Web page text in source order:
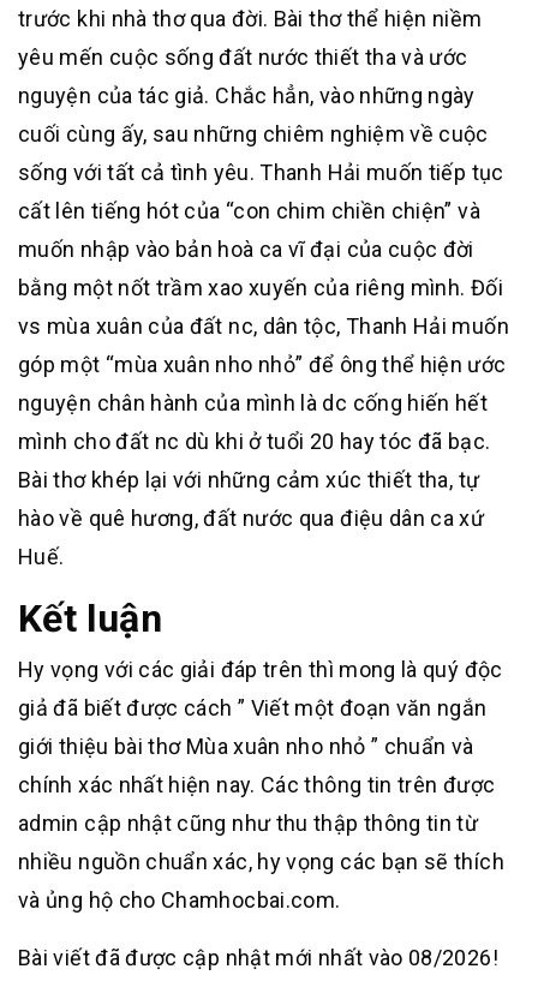
trước khi nhà thơ qua đời. Bài thơ thể hiện niềm
yêu mến cuộc sống đất nước thiết tha và ước
nguyện của tác giả. Chắc hẳn, vào những ngày
cuối cùng ấy, sau những chiêm nghiệm về cuộc
sống với tất cả tình yêu. Thanh Hải muốn tiếp tục
cất lên tiếng hót của “con chim chiền chiện” và
muốn nhập vào bản hoà ca vĩ đại của cuộc đời
bằng một nốt trầm xao xuyến của riêng mình. Đối
vs mùa xuân của đất nc, dân tộc, Thanh Hải muốn
góp một “mùa xuân nho nhỏ” để ông thể hiện ước
nguyện chân hành của mình là dc cống hiến hết
mình cho đất nc dù khi ở tuổi 20 hay tóc đã bạc.
Bài thơ khép lại với những cảm xúc thiết tha, tự
hào về quê hương, đất nước qua điệu dân ca xứ
Huế.
Kết luận
Hy vọng với các giải đáp trên thì mong là quý độc
giả đã biết được cách ” Viết một đoạn văn ngắn
giới thiệu bài thơ Mùa xuân nho nhỏ ” chuẩn và
chính xác nhất hiện nay. Các thông tin trên được
admin cập nhật cũng như thu thập thông tin từ
nhiều nguồn chuẩn xác, hy vọng các bạn sẽ thích
và ủng hộ cho Chamhocbai.com.
Bài viết đã được cập nhật mới nhất vào 08/2026!